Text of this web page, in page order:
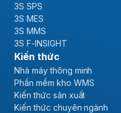
3S SPS
3S MES
3S MMS
3S F-INSIGHT
Kiến thức
Nhà máy thông minh
Phần mềm kho WMS
Kiến thức sản xuất
Kiến thức chuyên ngành